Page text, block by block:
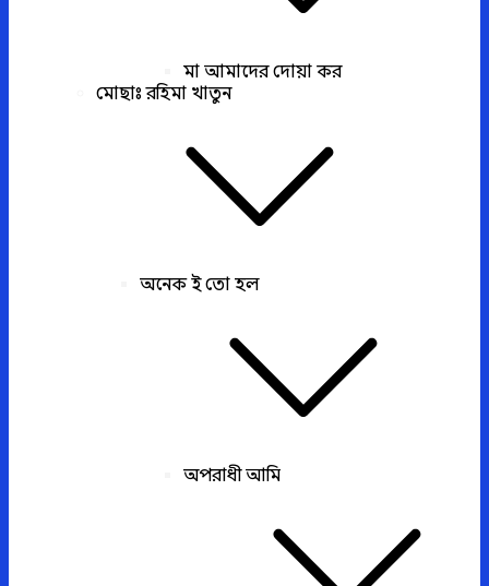
মা আমাদের দোয়া কর
মোছাঃ রহিমা খাতুন
অনেক ই তো হল
অপরাধী আমি